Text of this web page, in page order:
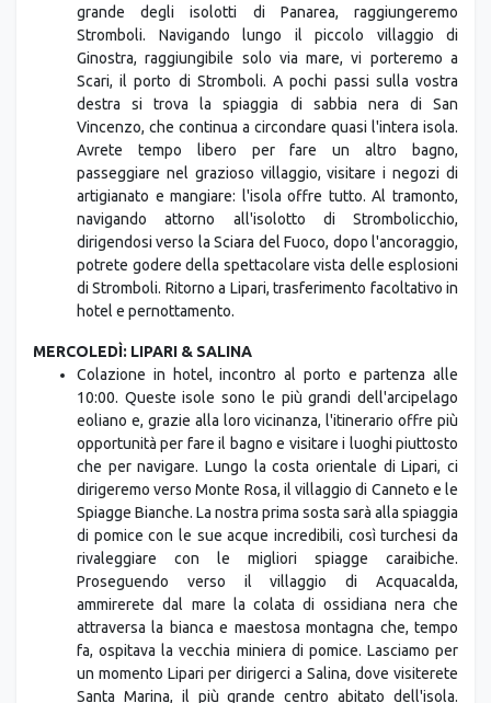
grande degli isolotti di Panarea, raggiungeremo
Stromboli. Navigando lungo il piccolo villaggio di
Ginostra, raggiungibile solo via mare, vi porteremo a
Scari, il porto di Stromboli. A pochi passi sulla vostra
destra si trova la spiaggia di sabbia nera di San
Vincenzo, che continua a circondare quasi l'intera isola.
Avrete tempo libero per fare un altro bagno,
passeggiare nel grazioso villaggio, visitare i negozi di
artigianato e mangiare: l'isola offre tutto. Al tramonto,
navigando attorno all'isolotto di Strombolicchio,
dirigendosi verso la Sciara del Fuoco, dopo l'ancoraggio,
potrete godere della spettacolare vista delle esplosioni
di Stromboli. Ritorno a Lipari, trasferimento facoltativo in
hotel e pernottamento.
MERCOLEDÌ: LIPARI & SALINA
Colazione in hotel, incontro al porto e partenza alle
10:00. Queste isole sono le più grandi dell'arcipelago
eoliano e, grazie alla loro vicinanza, l'itinerario offre più
opportunità per fare il bagno e visitare i luoghi piuttosto
che per navigare. Lungo la costa orientale di Lipari, ci
dirigeremo verso Monte Rosa, il villaggio di Canneto e le
Spiagge Bianche. La nostra prima sosta sarà alla spiaggia
di pomice con le sue acque incredibili, così turchesi da
rivaleggiare con le migliori spiagge caraibiche.
Proseguendo verso il villaggio di Acquacalda,
ammirerete dal mare la colata di ossidiana nera che
attraversa la bianca e maestosa montagna che, tempo
fa, ospitava la vecchia miniera di pomice. Lasciamo per
un momento Lipari per dirigerci a Salina, dove visiterete
Santa Marina, il più grande centro abitato dell'isola.